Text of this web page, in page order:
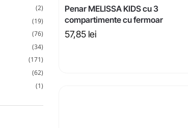
Penar MELISSA KIDS cu 3
compartimente cu fermoar
57,85 lei
(2)
(19)
(76)
(34)
(171)
(62)
(1)